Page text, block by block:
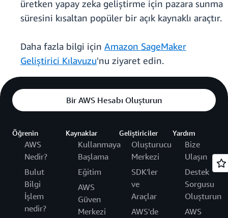
üretken yapay zeka geliştirme için pazara sunma
süresini kısaltan popüler bir açık kaynaklı araçtır.
Daha fazla bilgi için Amazon SageMaker
Geliştirici Kılavuzu'nu ziyaret edin.
Bir AWS Hesabı Oluşturun
Öğrenin
AWS
Nedir?
Bulut
Bilgi
İşlem
nedir?
Kaynaklar
Kullanmaya
Başlama
Eğitim
AWS
Güven
Merkezi
Geliştiriciler
Oluşturucu
Merkezi
SDK'ler
ve
Araçlar
AWS'de
Yardım
Bize
Ulaşın
Destek
Sorgusu
Oluşturun
AWS